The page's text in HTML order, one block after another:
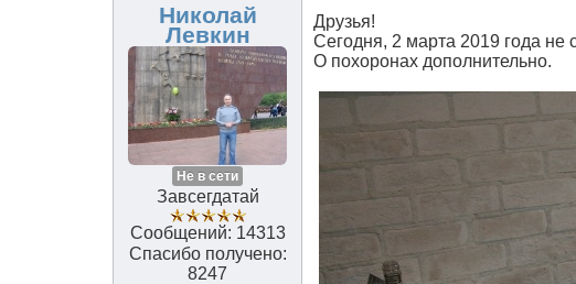
Николай
Левкин
Не в сети
Завсегдатай
Сообщений: 14313
Спасибо получено:
8247
Друзья!
Сегодня, 2 марта 2019 года
О похоронах дополнительно.